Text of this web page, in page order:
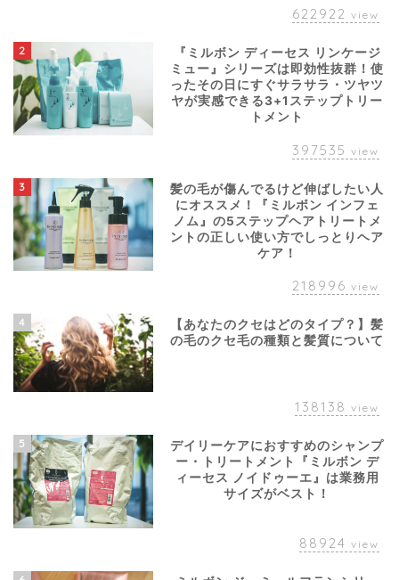
622922 view
2
『ミルボン ディーセス リンケージ
ミュー』シリーズは即効性抜群！使
ったその日にすぐサラサラ・ツヤツ
ヤが実感できる3+1ステップトリー
トメント
397535 view
3
髪の毛が傷んでるけど伸ばしたい人
にオススメ！『ミルボン インフェ
ノム』の5ステップヘアトリートメ
ントの正しい使い方でしっとりヘア
ケア！
218996 view
4
【あなたのクセはどのタイプ？】髪
の毛のクセ毛の種類と髪質について
138138 view
5
デイリーケアにおすすめのシャンプ
ー・トリートメント『ミルボン デ
ィーセス ノイドゥーエ』は業務用
サイズがベスト！
88924 view